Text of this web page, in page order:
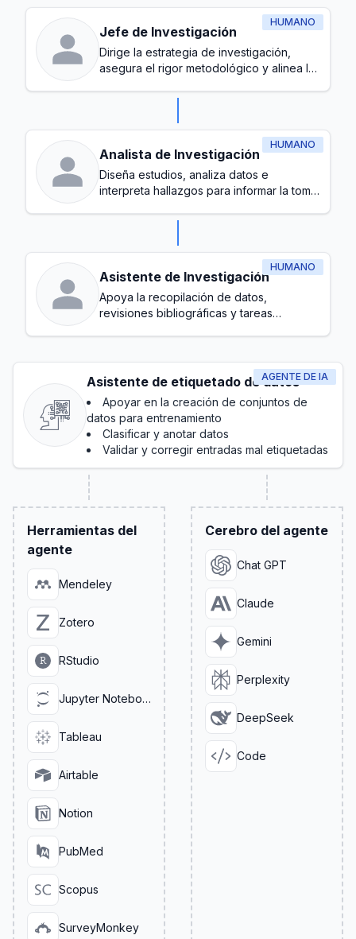
HUMANO
Jefe de Investigación
Dirige la estrategia de investigación,
asegura el rigor metodológico y alinea las
objetivos organizacionales
HUMANO
Analista de Investigación
Diseña estudios, analiza datos e
interpreta hallazgos para informar la toma
HUMANO
Asistente de Investigación
Apoya la recopilación de datos,
revisiones bibliográficas y tareas
AGENTE DE IA
Asistente de etiquetado de datos
Apoyar en la creación de conjuntos de
datos para entrenamiento
Clasificar y anotar datos
Validar y corregir entradas mal etiquetadas
Herramientas del
agente
Mendeley
Zotero
RStudio
Jupyter Notebook
Tableau
Airtable
Notion
PubMed
Scopus
SurveyMonkey
Cerebro del agente
Chat GPT
Claude
Gemini
Perplexity
DeepSeek
Code